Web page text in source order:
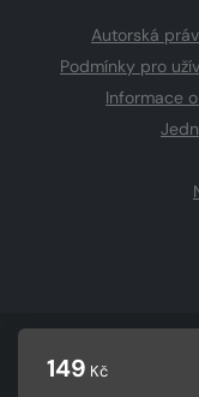
149 Kč
Autorská
Podmínky pro
Informace